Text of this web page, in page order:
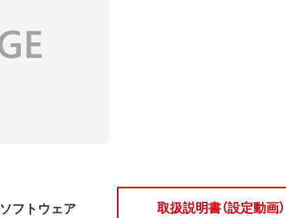
ソフトウェア 取扱説明書（設定動画）